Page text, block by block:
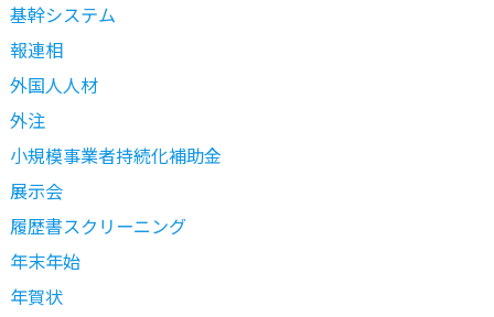
基幹システム
報連相
外国人人材
外注
小規模事業者持続化補助金
展示会
履歴書スクリーニング
年末年始
年賀状